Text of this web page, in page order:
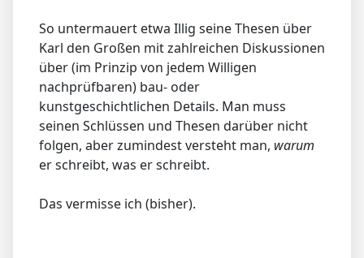
So untermauert etwa Illig seine Thesen über
Karl den Großen mit zahlreichen Diskussionen
über (im Prinzip von jedem Willigen
nachprüfbaren) bau- oder
kunstgeschichtlichen Details. Man muss
seinen Schlüssen und Thesen darüber nicht
folgen, aber zumindest versteht man, warum
er schreibt, was er schreibt.
Das vermisse ich (bisher).